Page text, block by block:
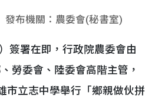
發布機關：農委會(秘書室)
簽署在即，行政院農委會由
勞委會、陸委會高階主管，
市立志中學舉行「鄉親做伙拼